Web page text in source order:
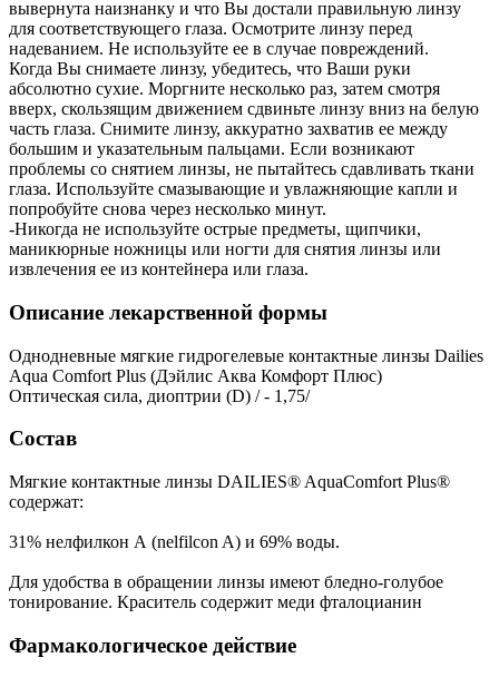
вывернута наизнанку и что Вы достали правильную линзу
для соответствующего глаза. Осмотрите линзу перед
надеванием. Не используйте ее в случае повреждений.
Когда Вы снимаете линзу, убедитесь, что Ваши руки
абсолютно сухие. Моргните несколько раз, затем смотря
вверх, скользящим движением сдвиньте линзу вниз на белую
часть глаза. Снимите линзу, аккуратно захватив ее между
большим и указательным пальцами. Если возникают
проблемы со снятием линзы, не пытайтесь сдавливать ткани
глаза. Используйте смазывающие и увлажняющие капли и
попробуйте снова через несколько минут.
-Никогда не используйте острые предметы, щипчики,
маникюрные ножницы или ногти для снятия линзы или
извлечения ее из контейнера или глаза.
Описание лекарственной формы
Однодневные мягкие гидрогелевые контактные линзы Dailies
Aqua Comfort Plus (Дэйлис Аква Комфорт Плюс)
Оптическая сила, диоптрии (D) / - 1,75/
Состав
Мягкие контактные линзы DAILIES® AquaComfort Plus®
содержат:
31% нелфилкон А (nelfilcon A) и 69% воды.
Для удобства в обращении линзы имеют бледно-голубое
тонирование. Краситель содержит меди фталоцианин
Фармакологическое действие